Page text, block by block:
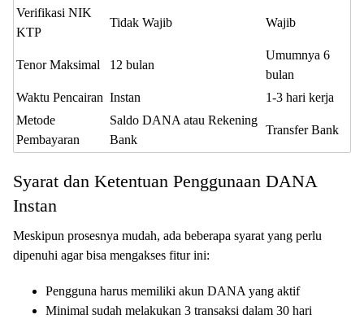
Verifikasi NIK
KTP
Tidak Wajib Wajib
Tenor Maksimal 12 bulan
Umumnya 6
bulan
Waktu Pencairan Instan
1-3 hari kerja
Metode
Pembayaran
Saldo DANA atau Rekening
Bank
Transfer Bank
Syarat dan Ketentuan Penggunaan DANA
Instan
Meskipun prosesnya mudah, ada beberapa syarat yang perlu
dipenuhi agar bisa mengakses fitur ini:
Pengguna harus memiliki akun DANA yang aktif
Minimal sudah melakukan 3 transaksi dalam 30 hari